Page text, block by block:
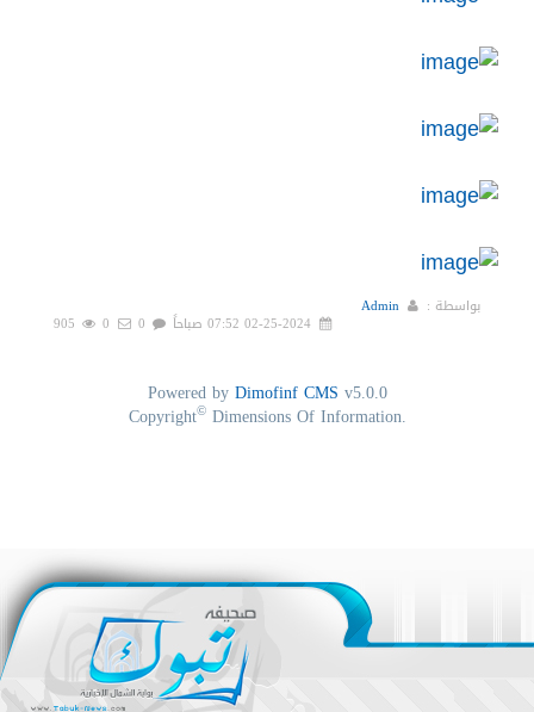
بواسطة : Admin
Powered byDimofinf CMS v5.0.0
Copyright©Dimensions Of Information.